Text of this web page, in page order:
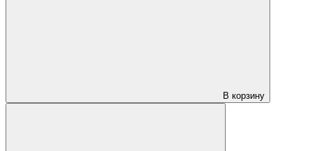
В корзину